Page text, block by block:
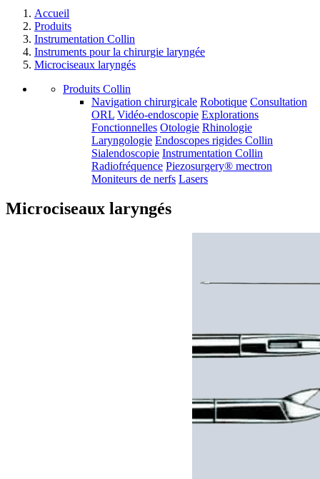
Accueil
Produits
Instrumentation Collin
Instruments pour la chirurgie laryngée
Microciseaux laryngés
Produits Collin
Navigation chirurgicale Robotique Consultation
ORL Vidéo-endoscopie Explorations
Fonctionnelles Otologie Rhinologie
Laryngologie Endoscopes rigides Collin
Sialendoscopie Instrumentation Collin
Radiofréquence Piezosurgery® mectron
Moniteurs de nerfs Lasers
Microciseaux laryngés